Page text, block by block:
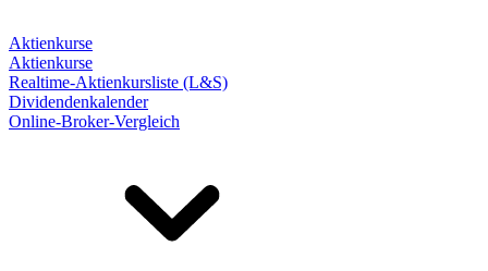
Aktienkurse
Aktienkurse
Realtime-Aktienkursliste (L&S)
Dividendenkalender
Online-Broker-Vergleich